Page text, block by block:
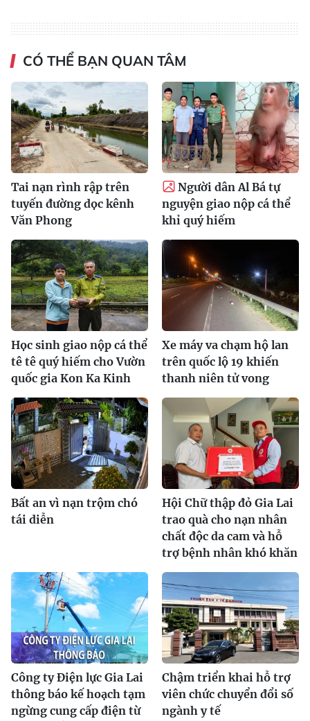
CÓ THỂ BẠN QUAN TÂM
Tai nạn rình rập trên
tuyến đường dọc kênh
Văn Phong
Người dân Al Bá tự
nguyện giao nộp cá thể
khỉ quý hiếm
Học sinh giao nộp cá thể
tê tê quý hiếm cho Vườn
quốc gia Kon Ka Kinh
Xe máy va chạm hộ lan
trên quốc lộ 19 khiến
thanh niên tử vong
Bất an vì nạn trộm chó
tái diễn
Hội Chữ thập đỏ Gia Lai
trao quà cho nạn nhân
chất độc da cam và hỗ
trợ bệnh nhân khó khăn
Công ty Điện lực Gia Lai
thông báo kế hoạch tạm
ngừng cung cấp điện từ
Chậm triển khai hỗ trợ
viên chức chuyển đổi số
ngành y tế